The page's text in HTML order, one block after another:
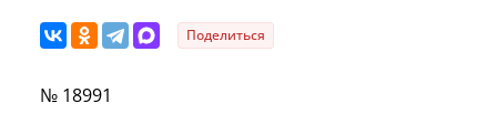
Поделиться
№ 18991